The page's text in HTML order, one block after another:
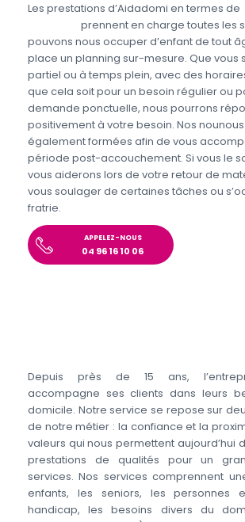
Les prestations d’Aidadomi en termes de
prennent en charge toutes les
pouvons nous occuper d’enfant de tout
place un planning sur-mesure. Que vous
partiel ou à temps plein, avec des
que cela soit pour un besoin régulier ou
demande ponctuelle, nous pourrons
positivement à votre besoin. Nos
également formées afin de vous
période post-accouchement. Si vous le
vous aiderons lors de votre retour de
vous soulager de certaines tâches ou
fratrie.
APPELEZ-NOUS
04 96 16 10 06
Depuis près de 15 ans,
accompagne ses clients dans leurs
domicile. Notre service se repose sur
de notre métier : la confiance et la
valeurs qui nous permettent aujourd’hui
prestations de qualités pour un
services. Nos services comprennent
enfants, les seniors, les personnes
handicap, les besoins divers du